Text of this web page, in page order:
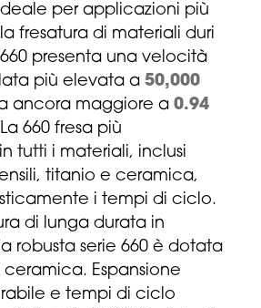
per applicazioni più
fresatura di materiali duri
presenta una velocità
più elevata a 50,000
ancora maggiore a 0.94
La 660 fresa più
tutti i materiali, inclusi
titanio e ceramica,
i tempi di ciclo.
di lunga durata in
robusta serie 660 è dotata
Espansione
e tempi di ciclo